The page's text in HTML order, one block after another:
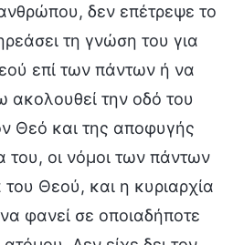
δεν επέτρεψε το
τη γνώση του για
επί των πάντων ή να
ακολουθεί την οδό του
Θεό και της αποφυγής
του, οι νόμοι των πάντων
Θεού, και η κυριαρχία
φανεί σε οποιαδήποτε